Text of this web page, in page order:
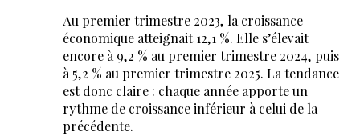
Au premier trimestre 2023, la croissance
économique atteignait 12,1 %. Elle s’élevait
encore à 9,2 % au premier trimestre 2024, puis
à 5,2 % au premier trimestre 2025. La tendance
est donc claire : chaque année apporte un
rythme de croissance inférieur à celui de la
précédente.